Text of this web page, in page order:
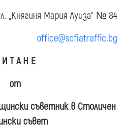
„Княгиня Мария Луиза“ № 84
office@sofiatraffic.bg
Т А Н Е
от
съветник в Столичен
съвет